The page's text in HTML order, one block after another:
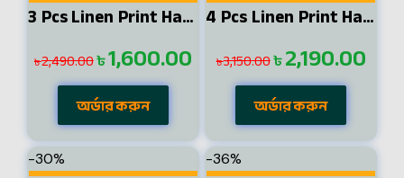
3 Pcs Linen Print Half Shirt-Sky+Petrol+Lemon
৳2,490.00৳1,600.00
অর্ডার করুন
4 Pcs Linen Print Half Shirt-Black+Sky+Petrol+Kathal
৳3,150.00৳2,190.00
অর্ডার করুন
-30% -36%